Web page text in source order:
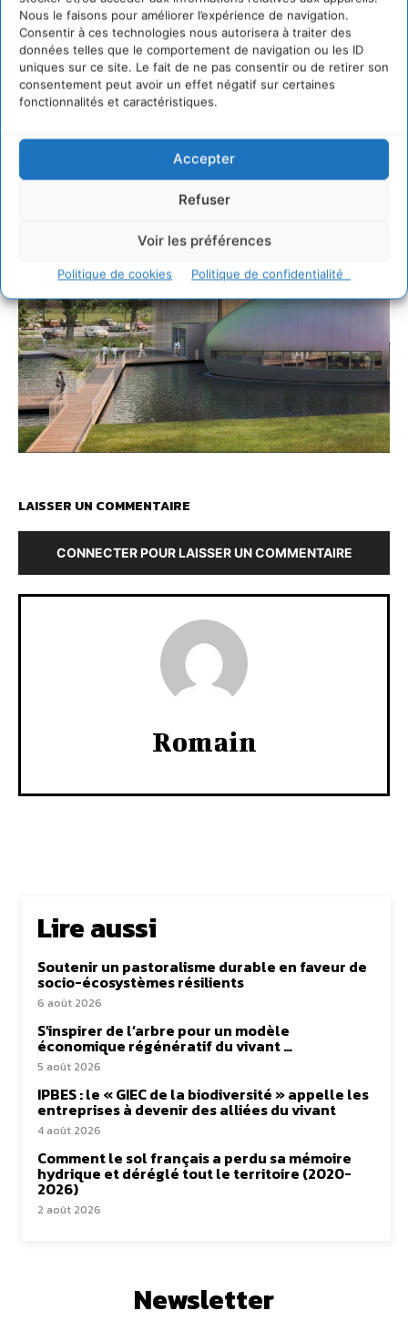
Nous le faisons pour améliorer l’expérience de navigation.
Consentir à ces technologies nous autorisera à traiter des
données telles que le comportement de navigation ou les ID
uniques sur ce site. Le fait de ne pas consentir ou de retirer son
consentement peut avoir un effet négatif sur certaines
fonctionnalités et caractéristiques.
Accepter
Refuser
Voir les préférences
Politique de cookies Politique de confidentialité
LAISSER UN COMMENTAIRE
CONNECTER POUR LAISSER UN COMMENTAIRE
Romain
Lire aussi
Soutenir un pastoralisme durable en faveur de
socio-écosystèmes résilients
6 août 2026
S’inspirer de l’arbre pour un modèle
économique régénératif du vivant …
5 août 2026
IPBES : le « GIEC de la biodiversité » appelle les
entreprises à devenir des alliées du vivant
4 août 2026
Comment le sol français a perdu sa mémoire
hydrique et déréglé tout le territoire (2020-
2026)
2 août 2026
Newsletter